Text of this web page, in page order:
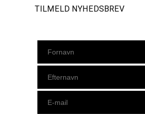
TILMELD NYHEDSBREV